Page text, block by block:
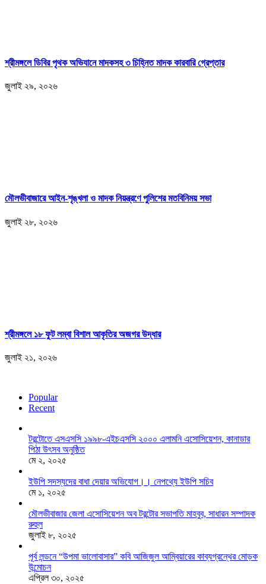
শ্রীমঙ্গলে ডিবির পৃথক অভিযানে মাদকসহ ৩ চিহ্নিত মাদক কারবারি গ্রেপ্তার
জুলাই ২৯, ২০২৬
মৌলভীবাজারে আইন-শৃঙ্খলা ও মাদক নিয়ন্ত্রণে পুলিশের মতবিনিময় সভা
জুলাই ২৮, ২০২৬
শ্রীমঙ্গলে ১৮ ফুট লম্বা বিশাল আকৃতির অজগর উদ্ধার
জুলাই ২১, ২০২৬
Popular
Recent
টরন্টোতে এসএসসি ১৯৯৮-এইচএসসি ২০০০ এলামনি এসোসিয়েশন, কানাডার
পিঠা উৎসব অনুষ্ঠিত
মে ২, ২০২৫
ইউপি সদস্যদের বাধা দেয়ার অভিযোগ।। নেপথ্যে ইউপি সচিব
মে ১, ২০২৫
মৌলভীবাজার জেলা এসোসিয়েশন অব টরন্টোর সভাপতি মাহবুব, সাধারন সম্পাদক
রুহুল
জুলাই ৮, ২০২৫
পূর্ব লন্ডনে “উপমা ভালোবাসার” কবি আজিজুল আম্বিয়ারের কাব্যগ্রন্থের মোড়ক
উন্মোচন
এপ্রিল ৩০, ২০২৫